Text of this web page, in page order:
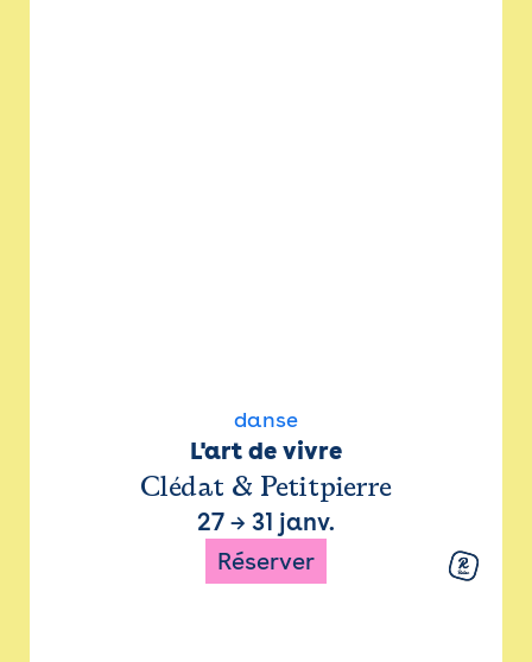
danse
L'art de vivre
Clédat & Petitpierre
27 → 31 janv.
Réserver